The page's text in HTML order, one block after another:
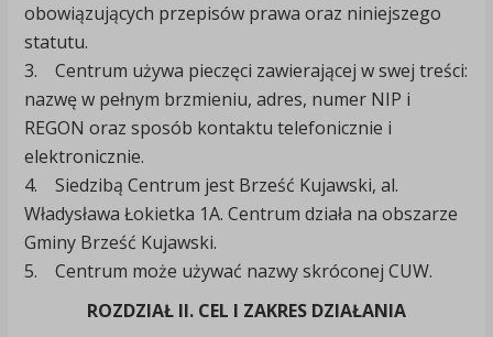
obowiązujących przepisów prawa oraz niniejszego
statutu.
3. Centrum używa pieczęci zawierającej w swej treści:
nazwę w pełnym brzmieniu, adres, numer NIP i
REGON oraz sposób kontaktu telefonicznie i
elektronicznie.
4. Siedzibą Centrum jest Brześć Kujawski, al.
Władysława Łokietka 1A. Centrum działa na obszarze
Gminy Brześć Kujawski.
5. Centrum może używać nazwy skróconej CUW.
ROZDZIAŁ II. CEL I ZAKRES DZIAŁANIA